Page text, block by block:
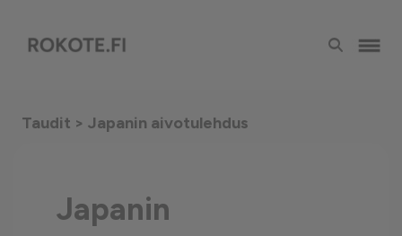
Taudit > Japanin aivotulehdus
Japanin